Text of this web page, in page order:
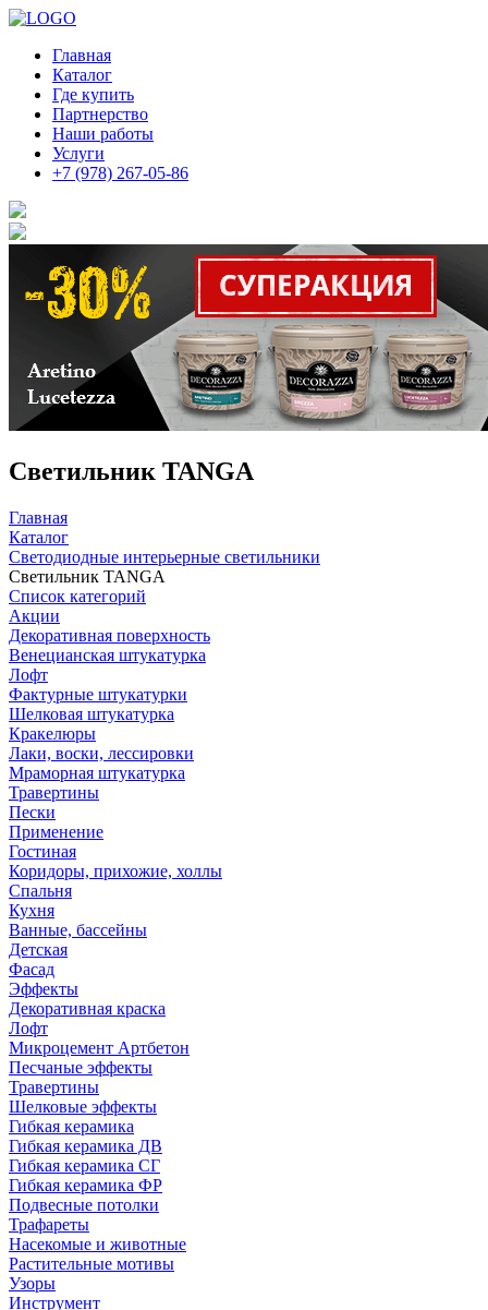
Главная
Каталог
Где купить
Партнерство
Наши работы
Услуги
+7 (978) 267-05-86
Светильник TANGA
Главная
Каталог
Светодиодные интерьерные светильники
Светильник TANGA
Список категорий
Акции
Декоративная поверхность
Венецианская штукатурка
Лофт
Фактурные штукатурки
Шелковая штукатурка
Кракелюры
Лаки, воски, лессировки
Мраморная штукатурка
Травертины
Пески
Применение
Гостиная
Коридоры, прихожие, холлы
Спальня
Кухня
Ванные, бассейны
Детская
Фасад
Эффекты
Декоративная краска
Лофт
Микроцемент Артбетон
Песчаные эффекты
Травертины
Шелковые эффекты
Гибкая керамика
Гибкая керамика ДВ
Гибкая керамика СГ
Гибкая керамика ФР
Подвесные потолки
Трафареты
Насекомые и животные
Растительные мотивы
Узоры
Инструмент